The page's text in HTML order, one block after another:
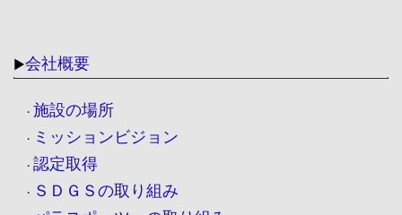
▶会社概要
・ 施設の場所
・ ミッションビジョン
・ 認定取得
・ ＳＤＧＳの取り組み